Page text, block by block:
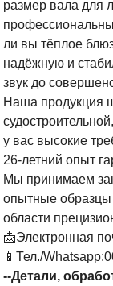
размер вала для
ли вы тёплое
надёжную и
звук до
Наша продукция
у вас высокие
26-летний опыт
Мы принимаем
опытные образцы
области
📩Электронная
📱Тел./
--Детали,